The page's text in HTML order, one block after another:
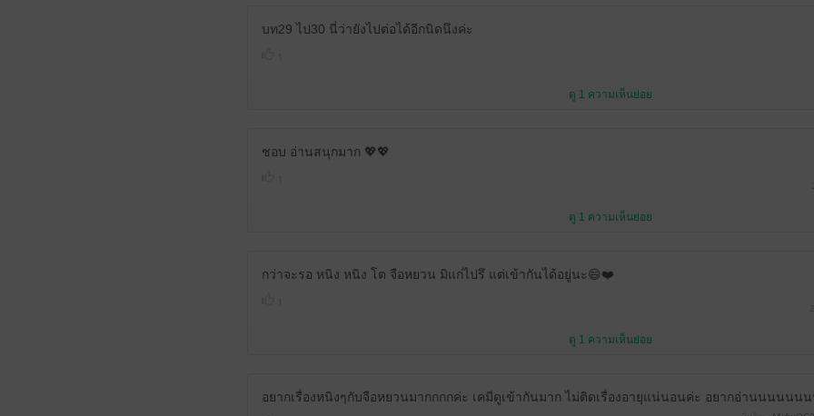
บท29 ไป30 นี่ว่ายังไปต่อได้อีกนิดนึงค่ะ
ดู 1 ความเห็นย่อย
ชอบ อ่านสนุกมาก 💖💖
ดู 1 ความเห็นย่อย
กว่าจะรอ หนิง หนิง โต จือหยวน มิแก่ไปรึ แต่เข้ากันได้อยู่นะ😄❤️
ดู 1 ความเห็นย่อย
อยากเรื่องหนิงๆกับจือหยวนมากกกกค่ะ เคมีดูเข้ากันมาก ไม่ติดเรื่องอายุแน่นอนค่ะ อยากอ่านนนนนน